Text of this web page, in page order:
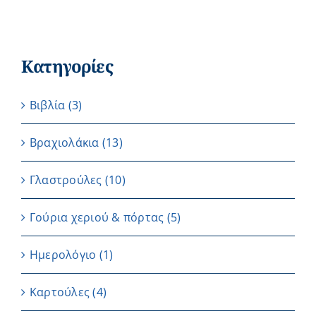
Κατηγορίες
Βιβλία (3)
Βραχιολάκια (13)
Γλαστρούλες (10)
Γούρια χεριού & πόρτας (5)
Ημερολόγιο (1)
Καρτούλες (4)